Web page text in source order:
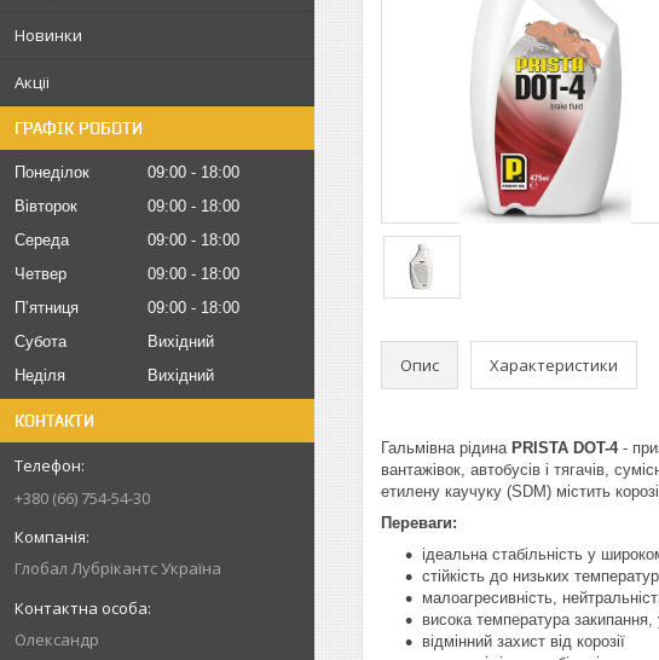
Новинки
Акціі
ГРАФІК РОБОТИ
Понеділок 09:00
18:00
Вівторок
09:00
18:00
Середа
09:00
18:00
Четвер
09:00
18:00
Пʼятниця
09:00
18:00
Субота
Вихідний
Неділя
Вихідний
КОНТАКТИ
+380 (66) 754-54-30
Глобал Лубрікантс Україна
Олександр
Опис Характеристики
Гальмівна рідина PRISTA DOT-4-
вантажівок, автобусів і тягачів,
етилену каучуку (SDM) містить
Переваги:
ідеальна стабільність у
стійкість до низьких температур
малоагресивність,
висока температура
відмінний захист від корозії